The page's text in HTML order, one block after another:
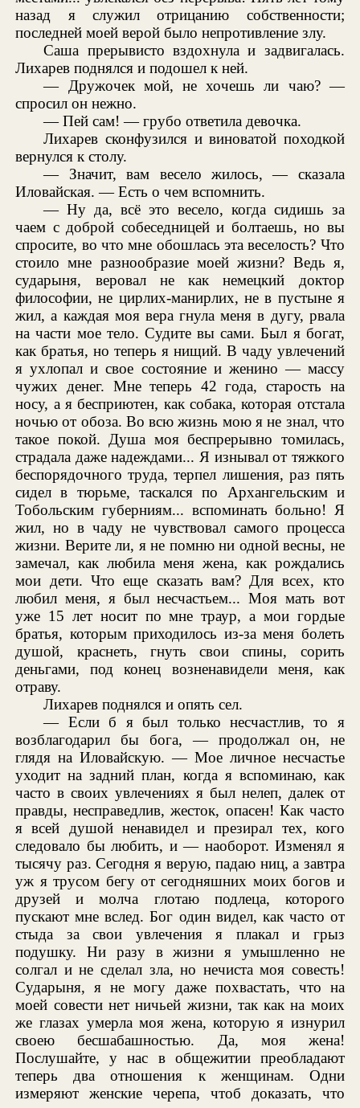
назад я служил отрицанию собственности;
последней моей верой было непротивление злу.
Саша прерывисто вздохнула и задвигалась.
Лихарев поднялся и подошел к ней.
— Дружочек мой, не хочешь ли чаю? —
спросил он нежно.
— Пей сам! — грубо ответила девочка.
Лихарев сконфузился и виноватой походкой
вернулся к столу.
— Значит, вам весело жилось, — сказала
Иловайская. — Есть о чем вспомнить.
— Ну да, всё это весело, когда сидишь за
чаем с доброй собеседницей и болтаешь, но вы
спросите, во что мне обошлась эта веселость? Что
стоило мне разнообразие моей жизни? Ведь я,
сударыня, веровал не как немецкий доктор
философии, не цирлих-манирлих, не в пустыне я
жил, а каждая моя вера гнула меня в дугу, рвала
на части мое тело. Судите вы сами. Был я богат,
как братья, но теперь я нищий. В чаду увлечений
я ухлопал и свое состояние и женино — массу
чужих денег. Мне теперь 42 года, старость на
носу, а я бесприютен, как собака, которая отстала
ночью от обоза. Во всю жизнь мою я не знал, что
такое покой. Душа моя беспрерывно томилась,
страдала даже надеждами... Я изнывал от тяжкого
беспорядочного труда, терпел лишения, раз пять
сидел в тюрьме, таскался по Архангельским и
Тобольским губерниям... вспоминать больно! Я
жил, но в чаду не чувствовал самого процесса
жизни. Верите ли, я не помню ни одной весны, не
замечал, как любила меня жена, как рождались
мои дети. Что еще сказать вам? Для всех, кто
любил меня, я был несчастьем... Моя мать вот
уже 15 лет носит по мне траур, а мои гордые
братья, которым приходилось из-за меня болеть
душой, краснеть, гнуть свои спины, сорить
деньгами, под конец возненавидели меня, как
отраву.
Лихарев поднялся и опять сел.
— Если б я был только несчастлив, то я
возблагодарил бы бога, — продолжал он, не
глядя на Иловайскую. — Мое личное несчастье
уходит на задний план, когда я вспоминаю, как
часто в своих увлечениях я был нелеп, далек от
правды, несправедлив, жесток, опасен! Как часто
я всей душой ненавидел и презирал тех, кого
следовало бы любить, и — наоборот. Изменял я
тысячу раз. Сегодня я верую, падаю ниц, а завтра
уж я трусом бегу от сегодняшних моих богов и
друзей и молча глотаю подлеца, которого
пускают мне вслед. Бог один видел, как часто от
стыда за свои увлечения я плакал и грыз
подушку. Ни разу в жизни я умышленно не
солгал и не сделал зла, но нечиста моя совесть!
Сударыня, я не могу даже похвастать, что на
моей совести нет ничьей жизни, так как на моих
же глазах умерла моя жена, которую я изнурил
своею бесшабашностью. Да, моя жена!
Послушайте, у нас в общежитии преобладают
теперь два отношения к женщинам. Одни
измеряют женские черепа, чтоб доказать, что